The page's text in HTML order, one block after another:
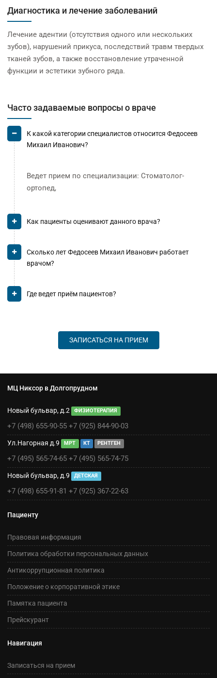
Диагностика и лечение заболеваний
Лечение адентии (отсутствия одного или нескольких
зубов), нарушений прикуса, последствий травм твердых
тканей зубов, а также восстановление утраченной
функции и эстетики зубного ряда.
Часто задаваемые вопросы о враче
К какой категории специалистов относится Федосеев
Михаил Иванович?
Ведет прием по специализации: Стоматолог-
ортопед,
Как пациенты оценивают данного врача?
Сколько лет Федосеев Михаил Иванович работает
врачом?
Где ведет приём пациентов?
ЗАПИСАТЬСЯ НА ПРИЕМ
МЦ Никсор в Долгопрудном
Новый бульвар, д.2 ФИЗИОТЕРАПИЯ
+7 (498) 655-90-55 +7 (925) 844-90-03
Ул.Нагорная д.9 МРТ КТ РЕНТГЕН
+7 (495) 565-74-65 +7 (495) 565-74-75
Новый бульвар, д.9 ДЕТСКАЯ
+7 (498) 655-91-81 +7 (925) 367-22-63
Пациенту
Правовая информация
Политика обработки персональных данных
Антикоррупционная политика
Положение о корпоративной этике
Памятка пациента
Прейскурант
Навигация
Записаться на прием